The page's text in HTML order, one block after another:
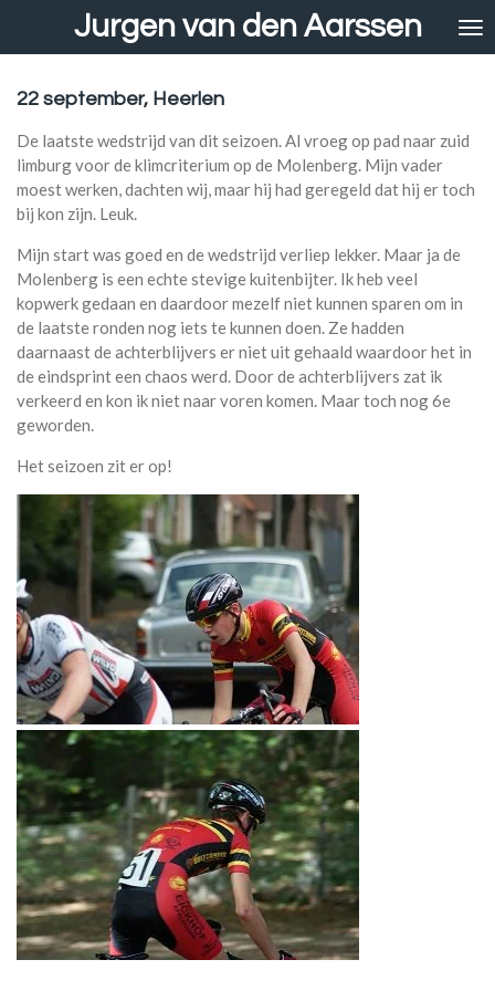
de
Jurgen van den Aarssen
22 september, Heerlen
De laatste wedstrijd van dit seizoen. Al vroeg op pad naar zuid
limburg voor de klimcriterium op de Molenberg. Mijn vader
moest werken, dachten wij, maar hij had geregeld dat hij er toch
bij kon zijn. Leuk.
Mijn start was goed en de wedstrijd verliep lekker. Maar ja de
Molenberg is een echte stevige kuitenbijter. Ik heb veel
kopwerk gedaan en daardoor mezelf niet kunnen sparen om in
de laatste ronden nog iets te kunnen doen. Ze hadden
daarnaast de achterblijvers er niet uit gehaald waardoor het in
de eindsprint een chaos werd. Door de achterblijvers zat ik
verkeerd en kon ik niet naar voren komen. Maar toch nog 6e
geworden.
Het seizoen zit er op!